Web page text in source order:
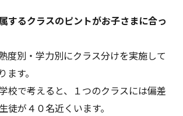
するクラスのピントがお子さまに合っ
度別・学力別にクラス分けを実施して
ます。
校で考えると、１つのクラスには偏差
徒が４０名近くいます。